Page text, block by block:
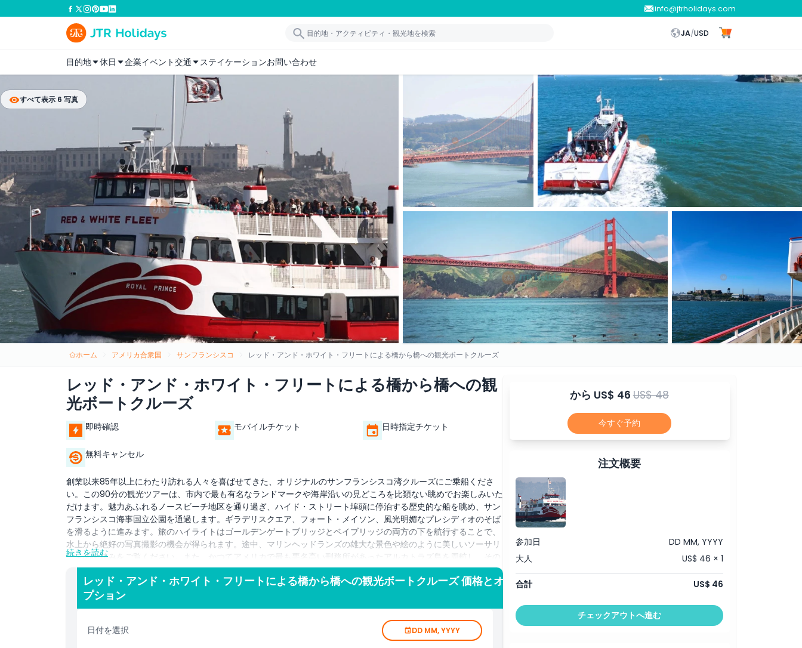
info@jtrholidays.com
JA/USD
目的地 休日 企業イベント交通 ステイケーションお問い合わせ
すべて表示 6 写真
ホーム アメリカ合衆国 サンフランシスコ レッド・アンド・ホワイト・フリートによる橋から橋への観光ボートクルーズ
レッド・アンド・ホワイト・フリートによる橋から橋への観
光ボートクルーズ
即時確認 モバイルチケット 日時指定チケット
無料キャンセル
創業以来85年以上にわたり訪れる人々を喜ばせてきた、オリジナルのサンフランシスコ湾クルーズにご乗船くださ
い。この90分の観光ツアーは、市内で最も有名なランドマークや海岸沿いの見どころを比類ない眺めでお楽しみいた
だけます。魅力あふれるノースビーチ地区を通り過ぎ、ハイド・ストリート埠頭に停泊する歴史的な船を眺め、サン
フランシスコ海事国立公園を通過します。ギラデリスクエア、フォート・メイソン、風光明媚なプレシディオのそば
を滑るように進みます。旅のハイライトはゴールデンゲートブリッジとベイブリッジの両方の下を航行することで、
水上から絶好の写真撮影の機会が得られます。途中、マリンヘッドランズの雄大な景色や絵のように美しいソーサリ
ートの街並みをご覧ください。また、かつてアメリカで最も悪名高い刑務所があったアルカトラズ島を周航し、その
波乱に満ちた歴史を間近に見ることができます。初めて訪れる方でも、街を新たな視点で見る地元の方でも、このク
ルーズはサンフランシスコの象徴的な景色と爽やかな海風を組み合わせ、湾で忘れられない体験をお届けします。
続きを読む
レッド・アンド・ホワイト・フリートによる橋から橋への観光ボートクルーズ 価格とオ
プション
日付を選択 DD MM, YYYY
から US$ 46US$ 48
今すぐ予約
注文概要
参加日
DD MM, YYYY
大人
US$ 46 × 1
合計 US$ 46
チェックアウトへ進む